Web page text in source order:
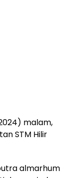
malam,
STM Hilir
almarhum